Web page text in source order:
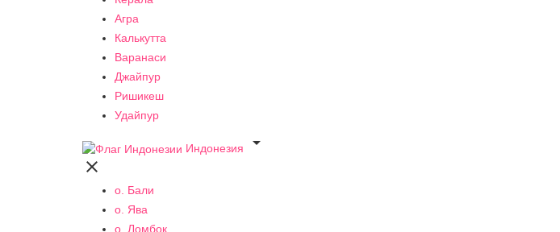
Агра
Калькутта
Варанаси
Джайпур
Ришикеш
Удайпур
Индонезия


о. Бали
о. Ява
о. Ломбок